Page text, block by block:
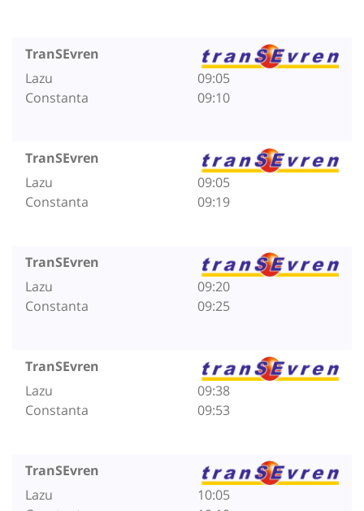
TranSEvren
Lazu
Constanta
09:05
09:10
TranSEvren
Lazu
Constanta
09:05
09:19
TranSEvren
Lazu
Constanta
09:20
09:25
TranSEvren
Lazu
Constanta
09:38
09:53
TranSEvren
Lazu
10:05